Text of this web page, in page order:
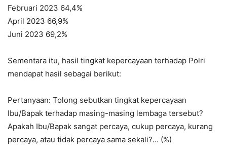
Februari 2023 64,4%
April 2023 66,9%
Juni 2023 69,2%
Sementara itu, hasil tingkat kepercayaan terhadap Polri
mendapat hasil sebagai berikut:
Pertanyaan: Tolong sebutkan tingkat kepercayaan
Ibu/Bapak terhadap masing-masing lembaga tersebut?
Apakah Ibu/Bapak sangat percaya, cukup percaya, kurang
percaya, atau tidak percaya sama sekali?… (%)